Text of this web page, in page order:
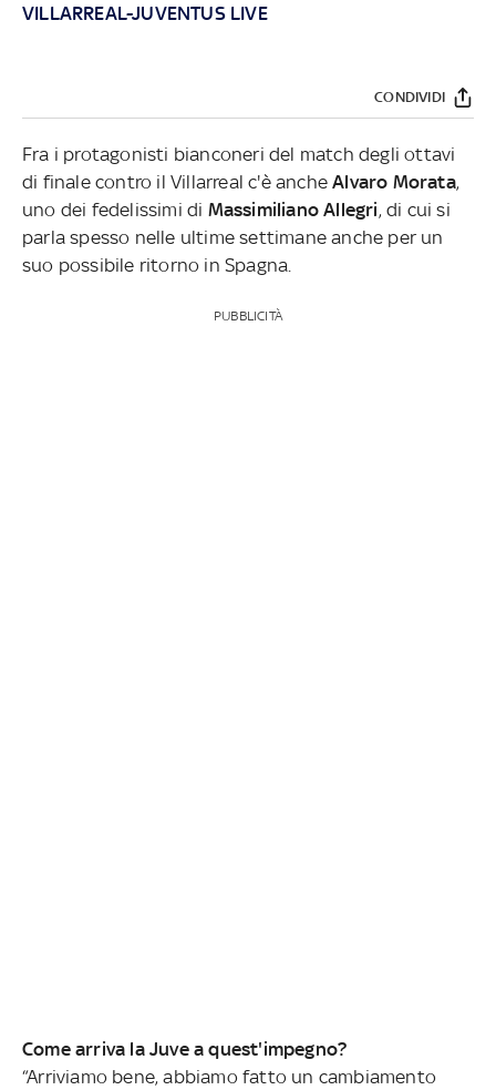
VILLARREAL-JUVENTUS LIVE
CONDIVIDI
Fra i protagonisti bianconeri del match degli ottavi
di finale contro il Villarreal c'è ancheAlvaro Morata,
uno dei fedelissimi di Massimiliano Allegri, di cui si
parla spesso nelle ultime settimane anche per un
suo possibile ritorno in Spagna.
PUBBLICITÀ
Come arriva la Juve a quest'impegno?
“Arriviamo bene, abbiamo fatto un cambiamento